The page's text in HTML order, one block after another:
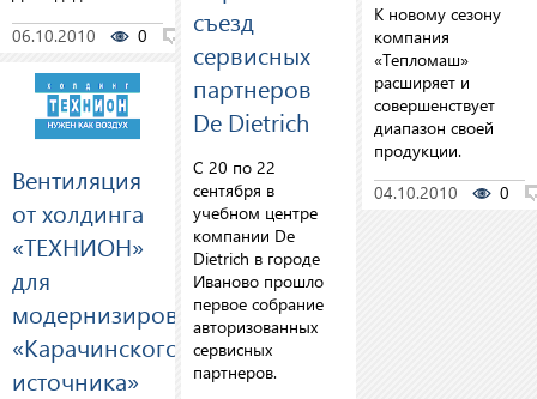
06.10.2010
0 0
Вентиляция
от холдинга
«ТЕХНИОН»
для
модернизированного
«Карачинского
источника»
съезд
сервисных
партнеров
De Dietrich
C 20 по 22
сентября в
учебном центре
компании De
Dietrich в городе
Иваново прошло
первое собрание
авторизованных
сервисных
партнеров.
К новому сезону
компания
«Тепломаш»
расширяет и
совершенствует
диапазон своей
продукции.
04.10.2010
0